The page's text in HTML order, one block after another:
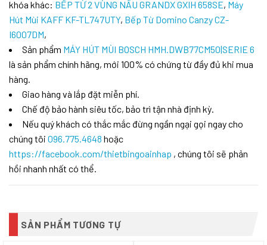
khóa khác: BẾP TỪ 2 VÙNG NẤU GRANDX GXIH 658SE, Máy
Hút Mùi KAFF KF-TL747UTY, Bếp Từ Domino Canzy CZ-
I6007DM,
Sản phẩm MÁY HÚT MÙI BOSCH HMH.DWB77CM50|SERIE 6
là sản phẩm chính hãng, mới 100% có chứng từ đầy đủ khi mua
hàng.
Giao hàng và lắp đặt miễn phí.
Chế độ bảo hành siêu tốc, bảo trì tận nhà định kỳ.
Nếu quý khách có thắc mắc đừng ngần ngại gọi ngay cho
chúng tôi 096.775.4648 hoặc
https://facebook.com/thietbingoainhap , chúng tôi sẽ phản
hồi nhanh nhất có thể.
SẢN PHẨM TƯƠNG TỰ